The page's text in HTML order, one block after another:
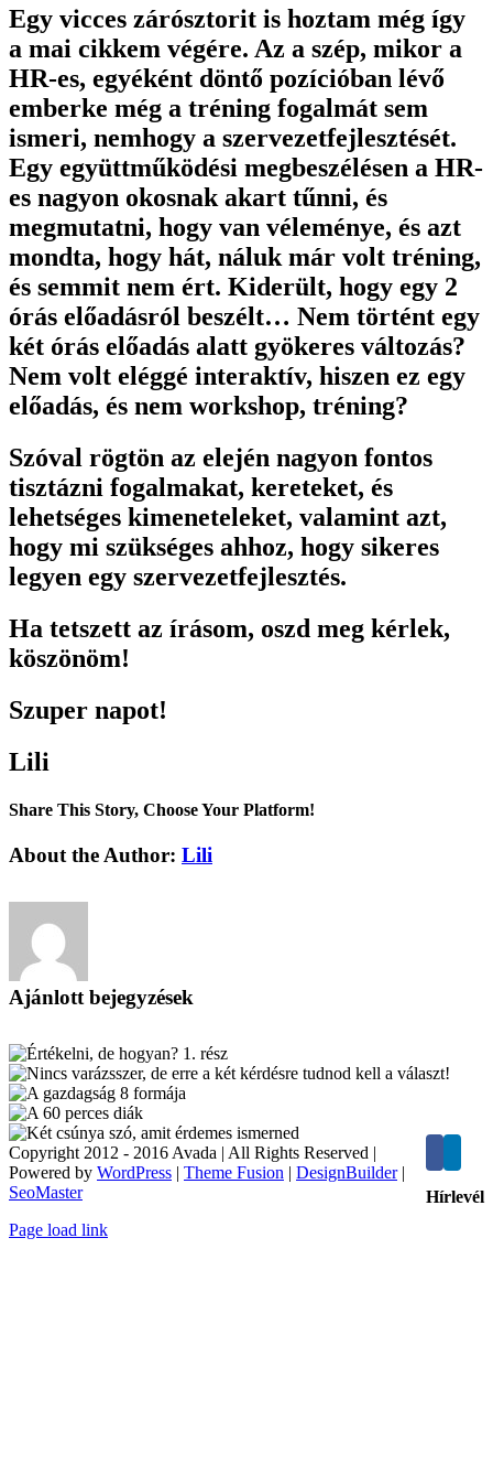
Egy vicces zárósztorit is hoztam még így
a mai cikkem végére. Az a szép, mikor a
HR-es, egyéként döntő pozícióban lévő
emberke még a tréning fogalmát sem
ismeri, nemhogy a szervezetfejlesztését.
Egy együttműködési megbeszélésen a HR-
es nagyon okosnak akart tűnni, és
megmutatni, hogy van véleménye, és azt
mondta, hogy hát, náluk már volt tréning,
és semmit nem ért. Kiderült, hogy egy 2
órás előadásról beszélt… Nem történt egy
két órás előadás alatt gyökeres változás?
Nem volt eléggé interaktív, hiszen ez egy
előadás, és nem workshop, tréning?
Szóval rögtön az elején nagyon fontos
tisztázni fogalmakat, kereteket, és
lehetséges kimeneteleket, valamint azt,
hogy mi szükséges ahhoz, hogy sikeres
legyen egy szervezetfejlesztés.
Ha tetszett az írásom, oszd meg kérlek,
köszönöm!
Szuper napot!
Lili
Share This Story, Choose Your Platform!
Facebook
X
Reddit
LinkedIn
Tumblr
Pinterest
Vk
Email:
About the Author: Lili
Ajánlott bejegyzések
Hírlevél
Copyright 2012 - 2016 Avada | All Rights Reserved |
Powered by WordPress | Theme Fusion | DesignBuilder|
SeoMaster
Toggle
Page load link